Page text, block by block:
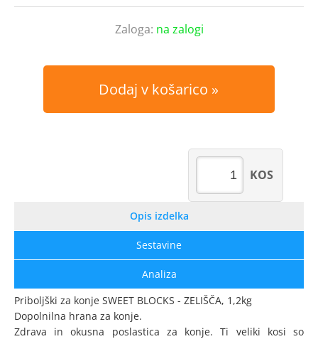
Zaloga: na zalogi
Dodaj v košarico
KOS
Opis izdelka
Sestavine
Analiza
Priboljški za konje SWEET BLOCKS - ZELIŠČA, 1,2kg
Dopolnilna hrana za konje.
Zdrava in okusna poslastica za konje. Ti veliki kosi so